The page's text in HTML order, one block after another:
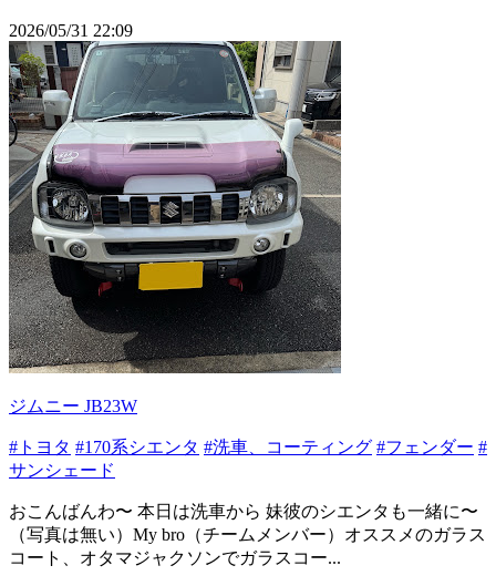
2026/05/31 22:09
ジムニー JB23W
#トヨタ #170系シエンタ #洗車、コーティング #フェンダー #
サンシェード
おこんばんわ〜 本日は洗車から 妹彼のシエンタも一緒に〜
（写真は無い）My bro（チームメンバー）オススメのガラス
コート、オタマジャクソンでガラスコー...